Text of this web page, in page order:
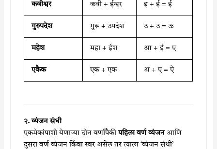
कवीश्वर कवी + ईश्वर इ + ई = ई
गुरुपदेश गुरू + उपदेश उ + उ = ऊ
महेश महा + ईश आ + ई = ए
एकैक एक + एक अ + ए = ऐ
२. व्यंजन संधी
एकमेकांपाशी येणाऱ्या दोन वर्णांपैकीपहिला वर्ण व्यंजनआणि
दुसरा वर्ण व्यंजन किंवा स्वर असेल तर त्याला ‘व्यंजन संधी’